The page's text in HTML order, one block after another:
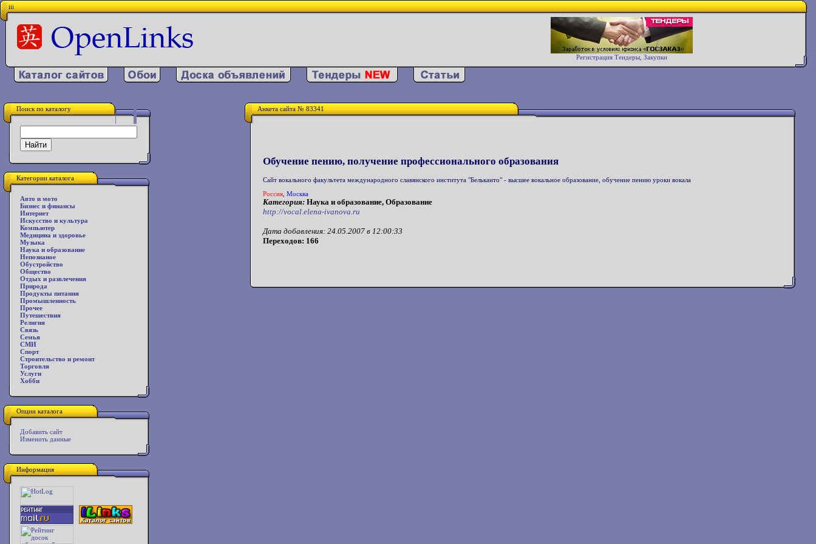
iii
Регистрация Тендеры, Закупки
Поиск по каталогу
Категории каталога
Авто и мото
Бизнес и финансы
Интернет
Искусство и культура
Компьютер
Медицина и здоровье
Музыка
Наука и образование
Непознаное
Обустройство
Общество
Отдых и развлечения
Природа
Продукты питания
Промышленность
Прочее
Путешествия
Религия
Связь
Семья
СМИ
Спорт
Строительство и ремонт
Торговля
Услуги
Хобби
Опции каталога
Добавить сайт
Изменить данные
Информация
Анкета сайта № 83341
Обучение пению, получение профессионального образования
Сайт вокального факультета международного славянского института "Бельканто" - высшее вокальное образование, обучение пению уроки вокала
Россия Москва
Категория: Наука и образование, Образование
http://vocal.elena-ivanova.ru
Дата добавления: 24.05.2007 в 12:00:33
Переходов: 166